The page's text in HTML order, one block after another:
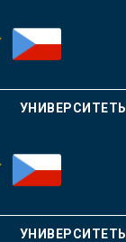
УНИВЕРСИТЕТЫ
УНИВЕРСИТЕТЫ